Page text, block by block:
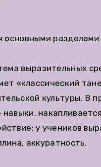
основными
выразительных
«классический
культуры. В
у учеников
аккуратность.